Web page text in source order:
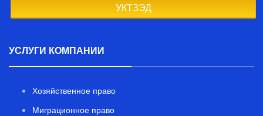
УКТЗЭД
УСЛУГИ КОМПАНИИ
Хозяйственное право
Миграционное право